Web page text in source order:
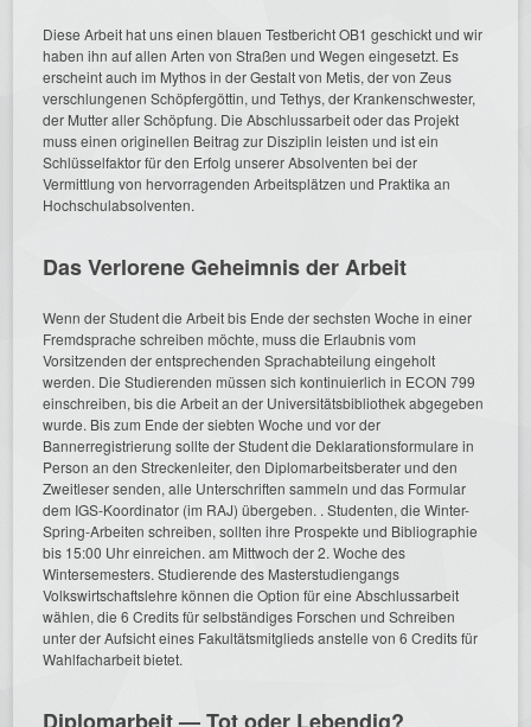
Diese Arbeit hat uns einen blauen Testbericht OB1 geschickt und wir
haben ihn auf allen Arten von Straßen und Wegen eingesetzt. Es
erscheint auch im Mythos in der Gestalt von Metis, der von Zeus
verschlungenen Schöpfergöttin, und Tethys, der Krankenschwester,
der Mutter aller Schöpfung. Die Abschlussarbeit oder das Projekt
muss einen originellen Beitrag zur Disziplin leisten und ist ein
Schlüsselfaktor für den Erfolg unserer Absolventen bei der
Vermittlung von hervorragenden Arbeitsplätzen und Praktika an
Hochschulabsolventen.
Das Verlorene Geheimnis der Arbeit
Wenn der Student die Arbeit bis Ende der sechsten Woche in einer
Fremdsprache schreiben möchte, muss die Erlaubnis vom
Vorsitzenden der entsprechenden Sprachabteilung eingeholt
werden. Die Studierenden müssen sich kontinuierlich in ECON 799
einschreiben, bis die Arbeit an der Universitätsbibliothek abgegeben
wurde. Bis zum Ende der siebten Woche und vor der
Bannerregistrierung sollte der Student die Deklarationsformulare in
Person an den Streckenleiter, den Diplomarbeitsberater und den
Zweitleser senden, alle Unterschriften sammeln und das Formular
dem IGS-Koordinator (im RAJ) übergeben. . Studenten, die Winter-
Spring-Arbeiten schreiben, sollten ihre Prospekte und Bibliographie
bis 15:00 Uhr einreichen. am Mittwoch der 2. Woche des
Wintersemesters. Studierende des Masterstudiengangs
Volkswirtschaftslehre können die Option für eine Abschlussarbeit
wählen, die 6 Credits für selbständiges Forschen und Schreiben
unter der Aufsicht eines Fakultätsmitglieds anstelle von 6 Credits für
Wahlfacharbeit bietet.
Diplomarbeit — Tot oder Lebendig?